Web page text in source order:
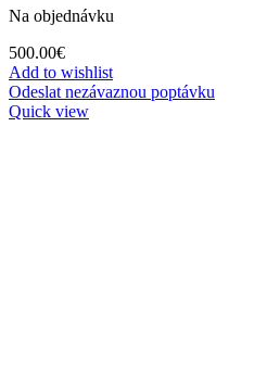
Na objednávku
500.00€
Add to wishlist
Odeslat nezávaznou poptávku
Quick view